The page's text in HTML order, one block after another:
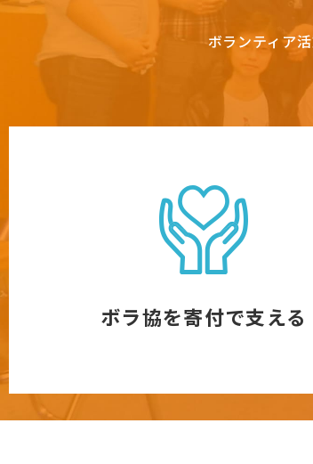
ボランティア
ボラ協を寄付で支える